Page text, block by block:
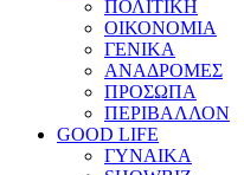
ΠΟΛΙΤΙΚΗ
ΟΙΚΟΝΟΜΙΑ
ΓΕΝΙΚΑ
ΑΝΑΔΡΟΜΕΣ
ΠΡΟΣΩΠΑ
ΠΕΡΙΒΑΛΛΟΝ
GOOD LIFE
ΓΥΝΑΙΚΑ